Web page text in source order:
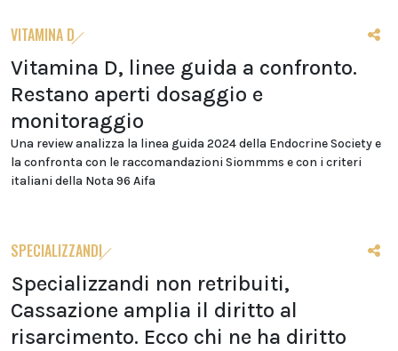
VITAMINA D
Vitamina D, linee guida a confronto.
Restano aperti dosaggio e
monitoraggio
Una review analizza la linea guida 2024 della Endocrine Society e
la confronta con le raccomandazioni Siommms e con i criteri
italiani della Nota 96 Aifa
SPECIALIZZANDI
Specializzandi non retribuiti,
Cassazione amplia il diritto al
risarcimento. Ecco chi ne ha diritto